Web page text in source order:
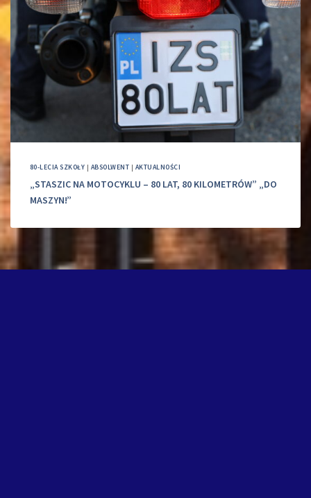
80-LECIA SZKOŁY | ABSOLWENT | AKTUALNOŚCI
„STASZIC NA MOTOCYKLU – 80 LAT, 80 KILOMETRÓW” „DO
MASZYN!”